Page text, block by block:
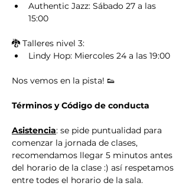
Authentic Jazz: Sábado 27 a las
15:00
🐉 Talleres nivel 3:
Lindy Hop: Miercoles 24 a las 19:00
Nos vemos en la pista! 👟
Términos y Código de conducta
Asistencia: se pide puntualidad para
comenzar la jornada de clases,
recomendamos llegar 5 minutos antes
del horario de la clase :) así respetamos
entre todes el horario de la sala.